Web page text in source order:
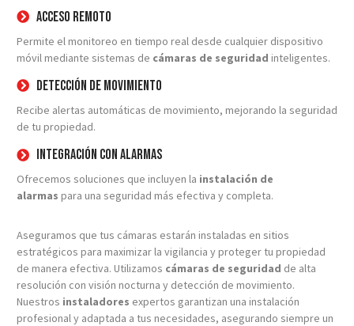
Acceso Remoto
Permite el monitoreo en tiempo real desde cualquier dispositivo
móvil mediante sistemas de cámaras de seguridad inteligentes.
Detección de Movimiento
Recibe alertas automáticas de movimiento, mejorando la seguridad
de tu propiedad.
Integración con Alarmas
Ofrecemos soluciones que incluyen la instalación de
alarmas para una seguridad más efectiva y completa.
Aseguramos que tus cámaras estarán instaladas en sitios
estratégicos para maximizar la vigilancia y proteger tu propiedad
de manera efectiva. Utilizamos cámaras de seguridad de alta
resolución con visión nocturna y detección de movimiento.
Nuestros instaladores expertos garantizan una instalación
profesional y adaptada a tus necesidades, asegurando siempre un